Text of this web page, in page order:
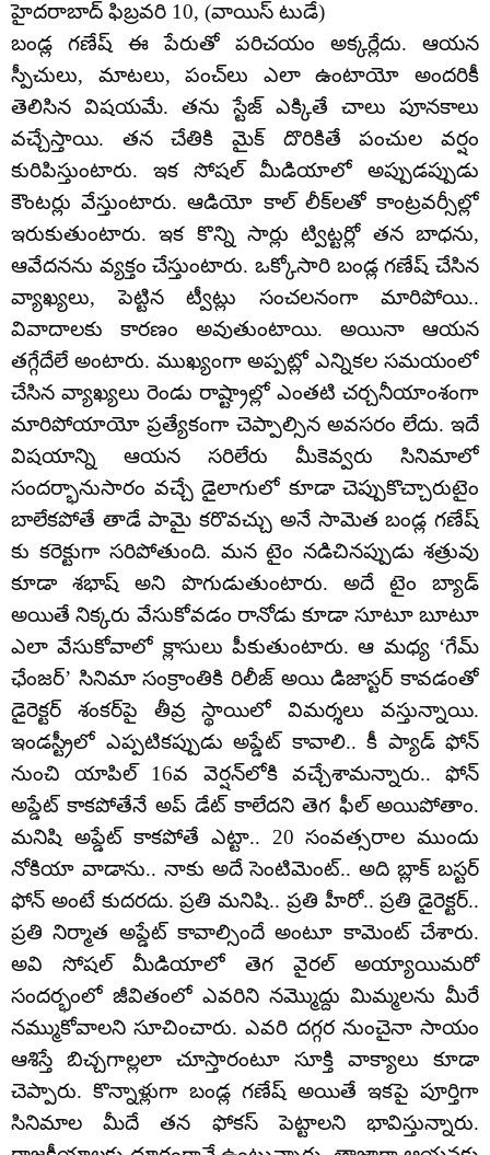
హైదరాబాద్ ఫిబ్రవరి 10, (వాయిస్ టుడే)
బండ్ల గణేష్ ఈ పేరుతో పరిచయం అక్కర్లేదు. ఆయన
స్పీచులు, మాటలు, పంచ్‌లు ఎలా ఉంటాయో అందరికీ
తెలిసిన విషయమే. తను స్టేజ్ ఎక్కితే చాలు పూనకాలు
వచ్చేస్తాయి. తన చేతికి మైక్ దొరికితే పంచుల వర్షం
కురిపిస్తుంటారు. ఇక సోషల్ మీడియాలో అప్పుడప్పుడు
కౌంటర్లు వేస్తుంటారు. ఆడియో కాల్ లీక్‌లతో కాంట్రవర్సీల్లో
ఇరుకుతుంటారు. ఇక కొన్ని సార్లు ట్విట్టర్లో తన బాధను,
ఆవేదనను వ్యక్తం చేస్తుంటారు. ఒక్కోసారి బండ్ల గణేష్ చేసిన
వ్యాఖ్యలు, పెట్టిన ట్వీట్లు సంచలనంగా మారిపోయి..
వివాదాలకు కారణం అవుతుంటాయి. అయినా ఆయన
తగ్గేదేలే అంటారు. ముఖ్యంగా అప్పట్లో ఎన్నికల సమయంలో
చేసిన వ్యాఖ్యలు రెండు రాష్ట్రాల్లో ఎంతటి చర్చనీయాంశంగా
మారిపోయాయో ప్రత్యేకంగా చెప్పాల్సిన అవసరం లేదు. ఇదే
విషయాన్ని ఆయన సరిలేరు మీకెవ్వరు సినిమాలో
సందర్భానుసారం వచ్చే డైలాగులో కూడా చెప్పుకొచ్చారుటైం
బాలేకపోతే తాడే పామై కరొవచ్చు అనే సామెత బండ్ల గణేష్
కు కరెక్టుగా సరిపోతుంది. మన టైం నడిచినప్పుడు శత్రువు
కూడా శభాష్ అని పొగుడుతుంటారు. అదే టైం బ్యాడ్
అయితే నిక్కరు వేసుకోవడం రానోడు కూడా సూటూ బూటూ
ఎలా వేసుకోవాలో క్లాసులు పీకుతుంటారు. ఆ మధ్య ‘గేమ్
ఛేంజర్’ సినిమా సంక్రాంతికి రిలీజ్ అయి డిజాస్టర్‌ కావడంతో
డైరెక్టర్ శంకర్‌పై తీవ్ర స్థాయిలో విమర్శలు వస్తున్నాయి.
ఇండస్ట్రీలో ఎప్పటికప్పుడు అప్డేట్ కావాలి.. కీ ప్యాడ్ ఫోన్
నుంచి యాపిల్ 16వ వెర్షన్‌లోకి వచ్చేశామన్నారు.. ఫోన్
అప్డేట్ కాకపోతేనే అప్ డేట్ కాలేదని తెగ ఫీల్ అయిపోతాం.
మనిషి అప్డేట్ కాకపోతే ఎట్టా.. 20 సంవత్సరాల ముందు
నోకియా వాడాను.. నాకు అదే సెంటిమెంట్.. అది బ్లాక్ బస్టర్
ఫోన్ అంటే కుదరదు. ప్రతి మనిషి.. ప్రతి హీరో.. ప్రతి డైరెక్టర్..
ప్రతి నిర్మాత అప్డేట్ కావాల్సిందే అంటూ కామెంట్ చేశారు.
అవి సోషల్ మీడియాలో తెగ వైరల్ అయ్యాయిమరో
సందర్భంలో జీవితంలో ఎవరిని నమ్మొద్దు మిమ్మలను మీరే
నమ్ముకోవాలని సూచించారు. ఎవరి దగ్గర నుంచైనా సాయం
ఆశిస్తే బిచ్చగాల్లలా చూస్తారంటూ సూక్తి వాక్యాలు కూడా
చెప్పారు. కొన్నాళ్లుగా బండ్ల గణేష్ అయితే ఇకపై పూర్తిగా
సినిమాల మీదే తన ఫోకస్ పెట్టాలని భావిస్తున్నారు.